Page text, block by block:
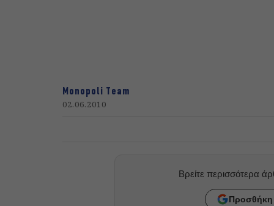
Monopoli Team
02.06.2010
Βρείτε περισσότερα
Προσθήκη